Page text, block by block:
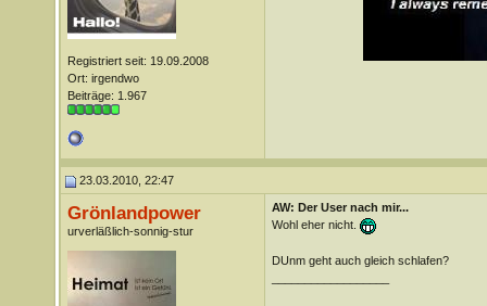
Registriert seit: 19.09.2008
Ort: irgendwo
Beiträge: 1.967
23.03.2010, 22:47
Grönlandpower
urverläßlich-sonnig-stur
AW: Der User nach mir...
Wohl eher nicht.
DUnm geht auch gleich schlafen?